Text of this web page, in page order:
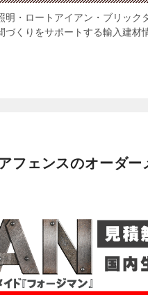
・ロートアイアン・ブリック
くりをサポートする輸入建材
フェンスのオーダー